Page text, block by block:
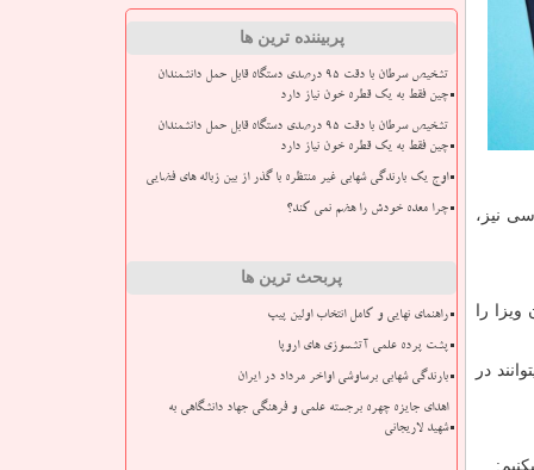
نیز،
این پاسپورت امکان سفر به 140 کشور بدون ویزا را
در
پربیننده ترین ها
تشخیص سرطان با دقت ۹۵ درصدی دستگاه قابل حمل دانشمندان
چین فقط به یک قطره خون نیاز دارد
تشخیص سرطان با دقت ۹۵ درصدی دستگاه قابل حمل دانشمندان
چین فقط به یک قطره خون نیاز دارد
اوج یک بارندگی شهابی غیر منتظره با گذر از بین زباله های فضایی
چرا معده خودش را هضم نمی کند؟
پربحث ترین ها
راهنمای نهایی و کامل انتخاب اولین پیپ
پشت پرده علمی آتشسوزی های اروپا
بارندگی شهابی برساوشی اواخر مرداد در ایران
اهدای جایزه چهره برجسته علمی و فرهنگی جهاد دانشگاهی به
شهید لاریجانی